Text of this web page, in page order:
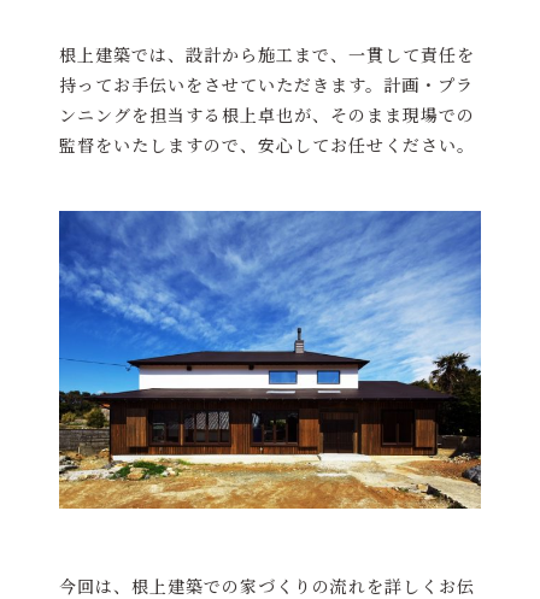
根上建築では、設計から施工まで、一貫して責任を
持ってお手伝いをさせていただきます。計画・プラ
ンニングを担当する根上卓也が、そのまま現場での
監督をいたしますので、安心してお任せください。
今回は、根上建築での家づくりの流れを詳しくお伝